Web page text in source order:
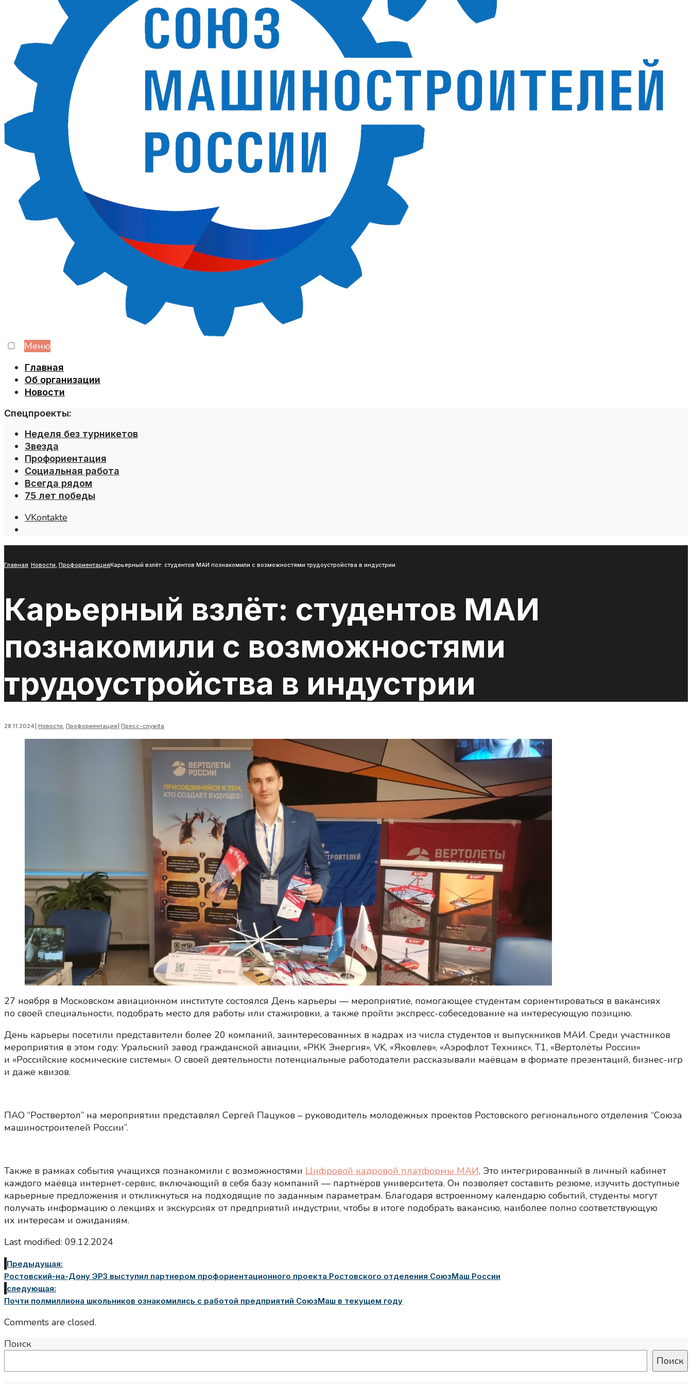
Меню
Главная
Об организации
Новости
Спецпроекты:
Неделя без турникетов
Звезда
Профориентация
Социальная работа
Всегда рядом
75 лет победы
VKontakte
Главная Новости, ПрофориентацияКарьерный взлёт: студентов МАИ познакомили с возможностями трудоустройства в индустрии
Карьерный взлёт: студентов МАИ
познакомили с возможностями
трудоустройства в индустрии
28.11.2024 Новости, Профориентация Пресс-служба
27 ноября в Московском авиационном институте состоялся День карьеры — мероприятие, помогающее студентам сориентироваться в вакансиях
по своей специальности, подобрать место для работы или стажировки, а также пройти экспресс-собеседование на интересующую позицию.
День карьеры посетили представители более 20 компаний, заинтересованных в кадрах из числа студентов и выпускников МАИ. Среди участников
мероприятия в этом году: Уральский завод гражданской авиации, «РКК Энергия», VK, «Яковлев», «Аэрофлот Техникс», Т1, «Вертолёты России»
и «Российские космические системы». О своей деятельности потенциальные работодатели рассказывали маёвцам в формате презентаций, бизнес-игр
и даже квизов.
ПАО “Роствертол” на мероприятии представлял Сергей Пацуков – руководитель молодежных проектов Ростовского регионального отделения “Союза
машиностроителей России”.
Также в рамках события учащихся познакомили с возможностями Цифровой кадровой платформы МАИ. Это интегрированный в личный кабинет
каждого маёвца интернет-сервис, включающий в себя базу компаний — партнёров университета. Он позволяет составить резюме, изучить доступные
карьерные предложения и откликнуться на подходящие по заданным параметрам. Благодаря встроенному календарю событий, студенты могут
получать информацию о лекциях и экскурсиях от предприятий индустрии, чтобы в итоге подобрать вакансию, наиболее полно соответствующую
их интересам и ожиданиям.
Last modified: 09.12.2024
Предыдущая:
Ростовский-на-Дону ЭРЗ выступил партнером профориентационного проекта Ростовского отделения СоюзМаш России
следующая:
Почти полмиллиона школьников ознакомились с работой предприятий СоюзМаш в текущем году
Comments are closed.
Поиск
Поиск